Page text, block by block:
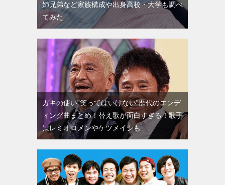
姉兄弟など家族構成や出身高校・大学も調べ
てみた
ガキの使い”笑ってはいけない”歴代のエンデ
ィング曲まとめ！替え歌が面白すぎる！歌手
はレミオロメンやケツメイシも